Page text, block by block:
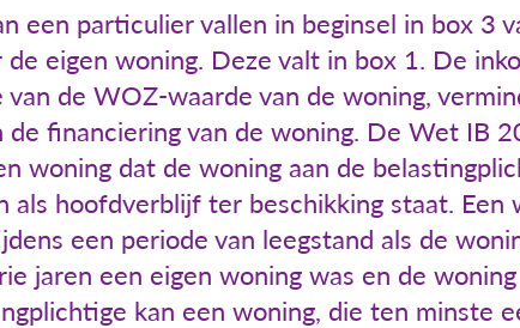
een particulier vallen in beginsel in box 3
eigen woning. Deze valt in box 1. De
de WOZ-waarde van de woning,
de financiering van de woning. De Wet IB
woning dat de woning aan de
als hoofdverblijf ter beschikking staat. Een
een periode van leegstand als de
jaren een eigen woning was en de
kan een woning, die ten minste